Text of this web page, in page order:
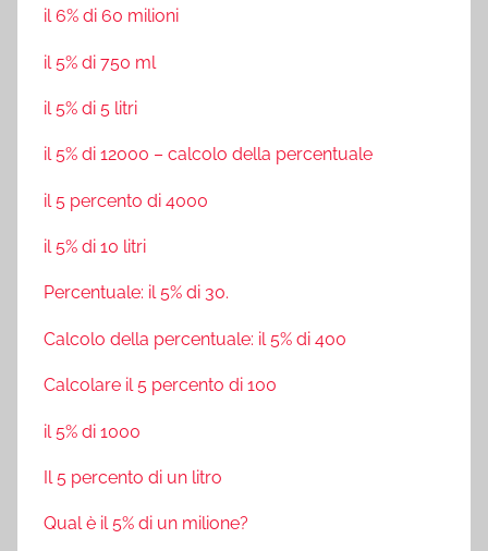
il 6% di 60 milioni
il 5% di 750 ml
il 5% di 5 litri
il 5% di 12000 – calcolo della percentuale
il 5 percento di 4000
il 5% di 10 litri
Percentuale: il 5% di 30.
Calcolo della percentuale: il 5% di 400
Calcolare il 5 percento di 100
il 5% di 1000
Il 5 percento di un litro
Qual è il 5% di un milione?